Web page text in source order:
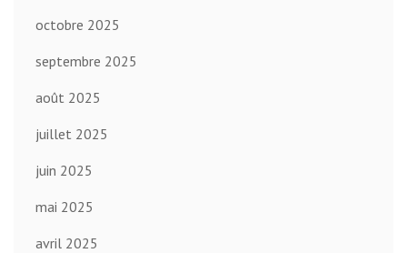
octobre 2025
septembre 2025
août 2025
juillet 2025
juin 2025
mai 2025
avril 2025